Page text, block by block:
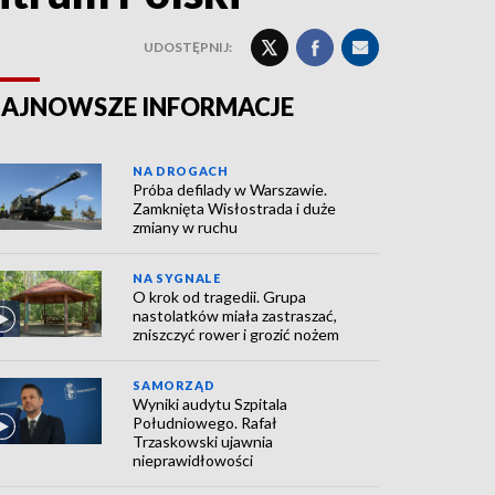
UDOSTĘPNIJ:
INFORMACJE
NA DROGACH
Próba defilady w Warszawie.
Zamknięta Wisłostrada i duże
zmiany w ruchu
NA SYGNALE
O krok od tragedii. Grupa
nastolatków miała zastraszać,
zniszczyć rower i grozić nożem
SAMORZĄD
Wyniki audytu Szpitala
Południowego. Rafał
Trzaskowski ujawnia
nieprawidłowości